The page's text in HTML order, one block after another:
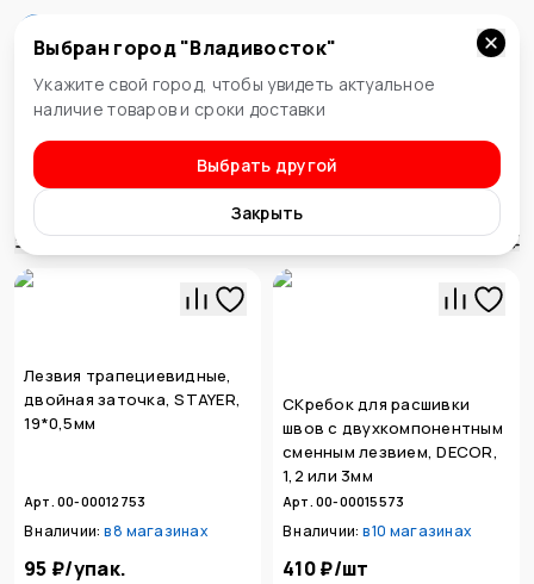
Владивосток
Выбран город "Владивосток"
Укажите свой город, чтобы увидеть актуальное
наличие товаров и сроки доставки
Выбрать другой
Закрыть
Режущий инструмент
Ножи, лезвия, скребки
Сортировка
Лезвия трапециевидные,
двойная заточка, STAYER,
19*0,5мм
Арт. 00-00012753
В наличии: в8 магазинах
95 ₽/упак.
СКребок для расшивки
швов с двухкомпонентным
сменным лезвием, DECOR,
1,2 или 3мм
Арт. 00-00015573
В наличии: в10 магазинах
410 ₽/шт